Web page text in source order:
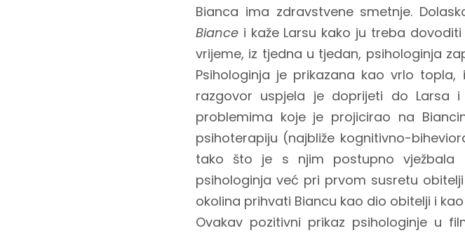
Bianca ima zdravstvene smetnje.
Biance i kaže Larsu kako ju treba
vrijeme, iz tjedna u tjedan, psihologinja
Psihologinja je prikazana kao vrlo
razgovor uspjela je doprijeti do
problemima koje je projicirao na
psihoterapiju (najbliže kognitivno-
tako što je s njim postupno vježbala
psihologinja već pri prvom susretu
okolina prihvati Biancu kao dio obitelji i
Ovakav pozitivni prikaz psihologinje u